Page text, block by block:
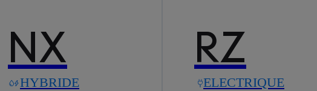
NX
HYBRIDE
RZ
ELECTRIQUE